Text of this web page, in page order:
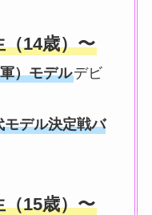
（14歳）〜
）モデルデビ
モデル決定戦バ
（15歳）〜